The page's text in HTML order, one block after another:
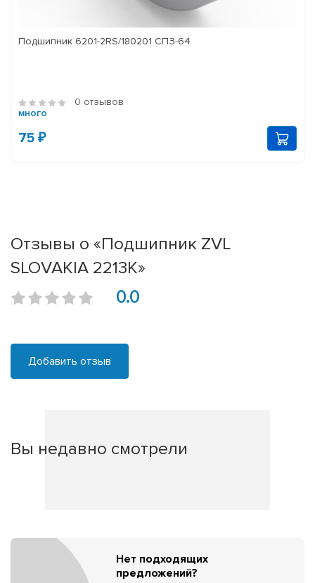
Подшипник 6201-2RS/180201 СПЗ-64
0 отзывов
много
75 ₽
Отзывы о «Подшипник ZVL
SLOVAKIA 2213K»
0.0
Добавить отзыв
Вы недавно смотрели
Нет подходящих
предложений?